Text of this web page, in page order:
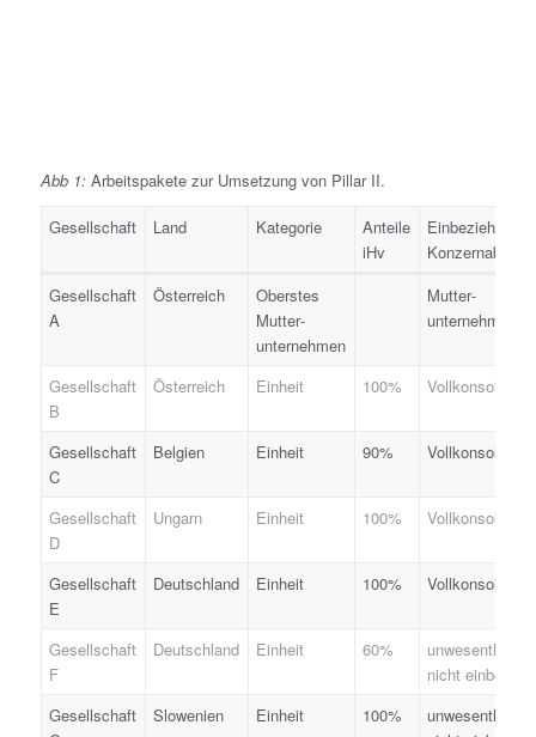
Abb 1:Arbeitspakete zur Umsetzung von Pillar II.
Gesellschaft Land Kategorie
Anteile
iHv
Einbeziehung
Gesellschaft
A
Österreich
Oberstes
Mutter­
unternehmen
Mutter­
unternehmen
Gesellschaft
B
Österreich Einheit 100%
Gesellschaft
C
Belgien Einheit 90%
Gesellschaft
D
Ungarn Einheit 100%
Gesellschaft
E
Deutschland Einheit 100%
Gesellschaft
F
Deutschland Einheit 60%
unwesentlich,
nicht
Gesellschaft
Slowenien Einheit 100%
unwesentlich,